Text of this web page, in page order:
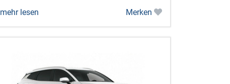
mehr lesen Merken